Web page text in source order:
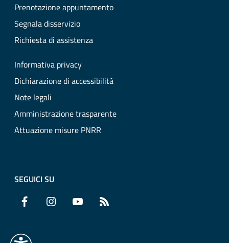
Prenotazione appuntamento
Segnala disservizio
Richiesta di assistenza
Informativa privacy
Dichiarazione di accessibilità
Note legali
Amministrazione trasparente
Attuazione misure PNRR
SEGUICI SU
Facebook Instagram YouTube